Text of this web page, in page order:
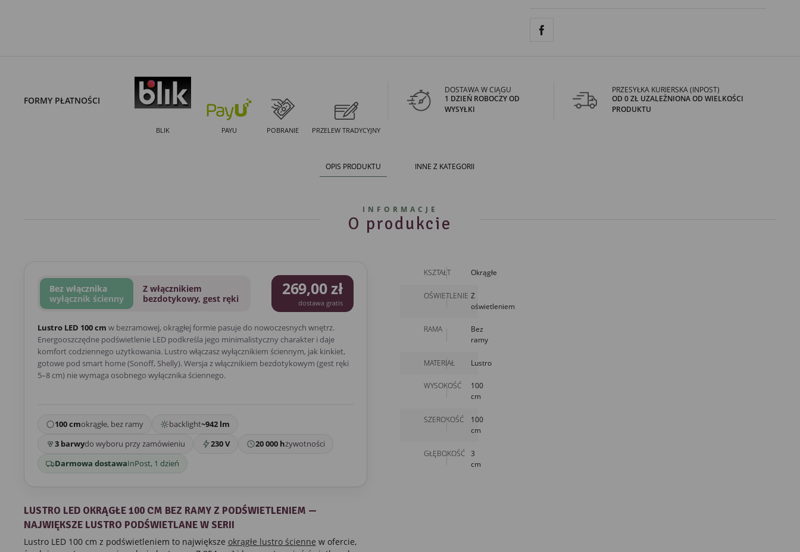
FORMY PŁATNOŚCI
BLIK PAYU POBRANIE PRZELEW TRADYCYJNY
DOSTAWA W CIĄGU
1 DZIEŃ ROBOCZY OD
WYSYŁKI
PRZESYŁKA KURIERSKA (INPOST)
OD 0 ZŁ UZALEŻNIONA OD WIELKOŚCI
PRODUKTU
OPIS PRODUKTU INNE Z KATEGORII
INFORMACJE
O produkcie
Bez włącznika
wyłącznik ścienny
Z włącznikiem
bezdotykowy, gest ręki
269,00 zł
dostawa gratis
Lustro LED 100 cm w bezramowej, okrągłej formie pasuje do nowoczesnych wnętrz.
Energooszczędne podświetlenie LED podkreśla jego minimalistyczny charakter i daje
komfort codziennego użytkowania. Lustro włączasz wyłącznikiem ściennym, jak kinkiet,
gotowe pod smart home (Sonoff, Shelly). Wersja z włącznikiem bezdotykowym (gest ręki
5–8 cm) nie wymaga osobnego wyłącznika ściennego.
100 cmokrągłe, bez ramy backlight~942 lm
3 barwydo wyboru przy zamówieniu 230 V 20 000 hżywotności
Darmowa dostawaInPost, 1 dzień
LUSTRO LED OKRĄGŁE 100 CM BEZ RAMY Z PODŚWIETLENIEM —
NAJWIĘKSZE LUSTRO PODŚWIETLANE W SERII
Lustro LED 100 cm z podświetleniem to największe okrągłe lustro ścienne w ofercie,
KSZTAŁT Okrągłe
OŚWIETLENIE Z
oświetleniem
RAMA
Bez
ramy
MATERIAŁ Lustro
WYSOKOŚĆ
100
cm
SZEROKOŚĆ
100
cm
GŁĘBOKOŚĆ
3
cm